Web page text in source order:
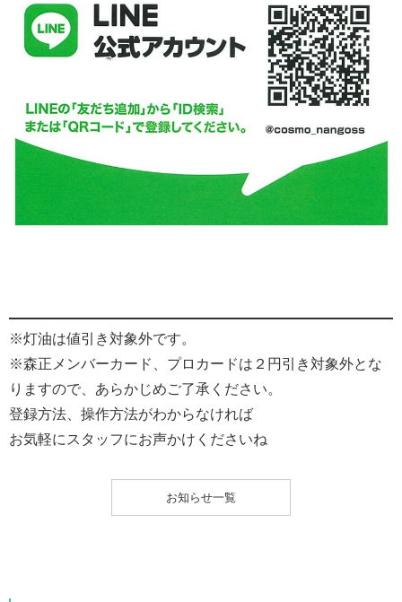
※灯油は値引き対象外です。
※森正メンバーカード、プロカードは２円引き対象外とな
りますので、あらかじめご了承ください。
登録方法、操作方法がわからなければ
お気軽にスタッフにお声かけくださいね
お知らせ一覧